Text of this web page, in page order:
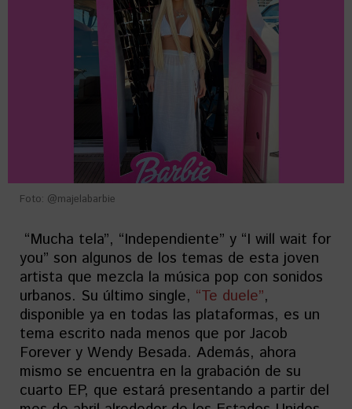
Foto: @majelabarbie
“Mucha tela”, “Independiente” y “I will wait for
you” son algunos de los temas de esta joven
artista que mezcla la música pop con sonidos
urbanos. Su último single, “Te duele”,
disponible ya en todas las plataformas, es un
tema escrito nada menos que por Jacob
Forever y Wendy Besada. Además, ahora
mismo se encuentra en la grabación de su
cuarto EP, que estará presentando a partir del